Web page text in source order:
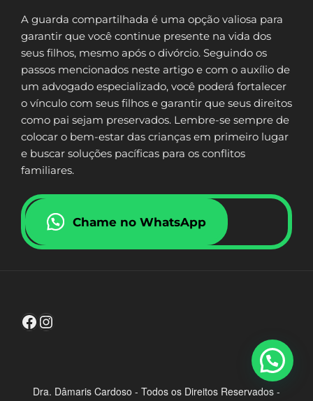
A guarda compartilhada é uma opção valiosa para
garantir que você continue presente na vida dos
seus filhos, mesmo após o divórcio. Seguindo os
passos mencionados neste artigo e com o auxílio de
um advogado especializado, você poderá fortalecer
o vínculo com seus filhos e garantir que seus direitos
como pai sejam preservados. Lembre-se sempre de
colocar o bem-estar das crianças em primeiro lugar
e buscar soluções pacíficas para os conflitos
familiares.
Chame no WhatsApp
Facebook
Instagram
Dra. Dâmaris Cardoso - Todos os Direitos Reservados -